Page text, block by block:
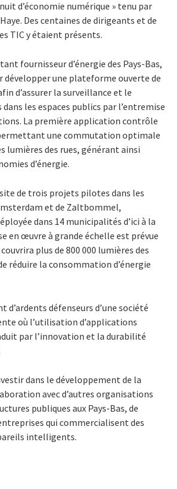
d’économie numérique » tenu par
Des centaines de dirigeants et de
TIC y étaient présents.
fournisseur d’énergie des Pays-Bas,
développer une plateforme ouverte de
d’assurer la surveillance et le
les espaces publics par l’entremise
La première application contrôle
une commutation optimale
lumières des rues, générant ainsi
d’énergie.
de trois projets pilotes dans les
et de Zaltbommel,
dans 14 municipalités d’ici à la
en œuvre à grande échelle est prévue
plus de 800 000 lumières des
réduire la consommation d’énergie
d’ardents défenseurs d’une société
où l’utilisation d’applications
par l’innovation et la durabilité
dans le développement de la
avec d’autres organisations
publiques aux Pays-Bas, de
qui commercialisent des
intelligents.